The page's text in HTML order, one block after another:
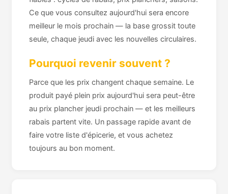
Ce que vous consultez aujourd'hui sera encore
meilleur le mois prochain — la base grossit toute
seule, chaque jeudi avec les nouvelles circulaires.
Pourquoi revenir souvent ?
Parce que les prix changent chaque semaine. Le
produit payé plein prix aujourd'hui sera peut-être
au prix plancher jeudi prochain — et les meilleurs
rabais partent vite. Un passage rapide avant de
faire votre liste d'épicerie, et vous achetez
toujours au bon moment.